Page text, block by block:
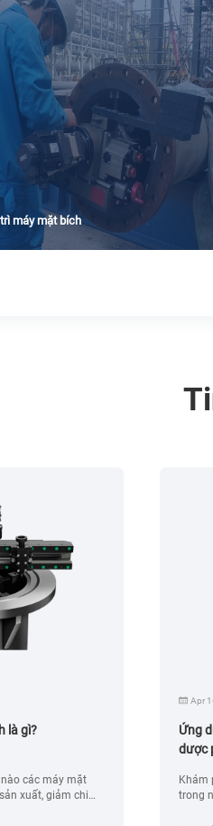
máy mặt bích
là gì?
các máy mặt
xuất, giảm chi
Apr
Ứng
dược
Khám
trong